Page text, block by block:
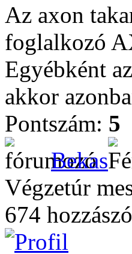
Az axon
foglalkozó
Egyébként
akkor
Pontszám: 5
Bekas
Végzetúr
674